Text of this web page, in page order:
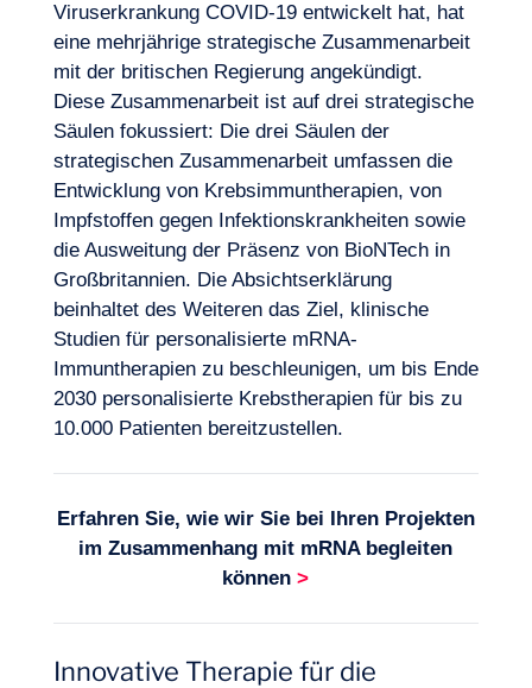
Viruserkrankung COVID-19 entwickelt hat, hat
eine mehrjährige strategische Zusammenarbeit
mit der britischen Regierung angekündigt.
Diese Zusammenarbeitist auf drei strategische
Säulen fokussiert: Die drei Säulen der
strategischen Zusammenarbeit umfassen die
Entwicklung von Krebsimmuntherapien, von
Impfstoffen gegen Infektionskrankheiten sowie
die Ausweitung der Präsenz von BioNTech in
Großbritannien. Die Absichtserklärung
beinhaltet des Weiteren das Ziel, klinische
Studien für personalisierte mRNA-
Immuntherapien zu beschleunigen, um bis Ende
2030 personalisierte Krebstherapien für bis zu
10.000 Patienten bereitzustellen.
Erfahren Sie, wie wir Sie bei Ihren Projekten
im Zusammenhang mit mRNAbegleiten
können>
Innovative Therapie für die